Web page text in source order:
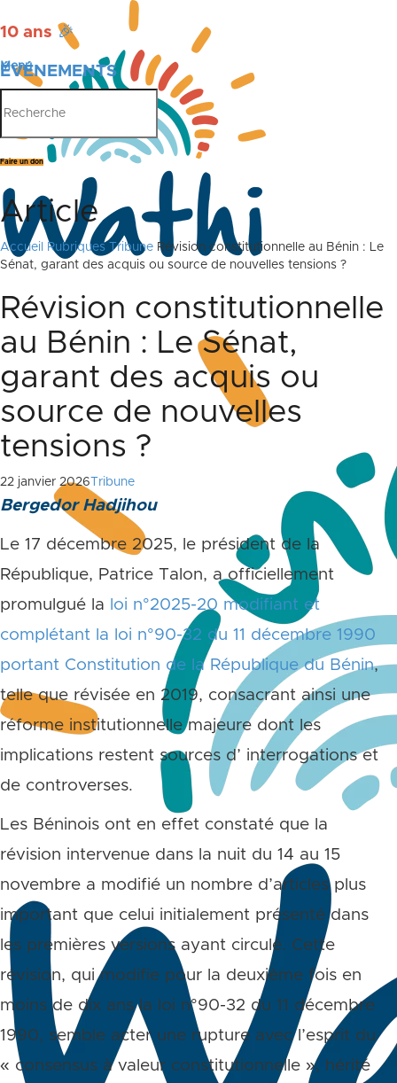
10 ans 🎉
ÉVÉNEMENTS
PUBLICATIONS
Menu
Faire un don
Article
Accueil Rubriques Tribune Révision constitutionnelle au Bénin : Le
Sénat, garant des acquis ou source de nouvelles tensions ?
Révision constitutionnelle
au Bénin : Le Sénat,
garant des acquis ou
source de nouvelles
tensions ?
22 janvier 2026 Tribune
Bergedor Hadjihou
Le 17 décembre 2025, le président de la
République, Patrice Talon, a officiellement
promulgué la
loi n°2025-20 modifiant et
complétant la loi n°90-32 du 11 décembre 1990
portant Constitution de la République du Bénin,
telle que révisée en 2019, consacrant ainsi une
réforme institutionnelle majeure dont les
implications restent sources d’ interrogations et
de controverses.
Les Béninois ont en effet constaté que la
révision intervenue dans la nuit du 14 au 15
novembre a modifié un nombre d’articles plus
important que celui initialement présenté dans
les premières versions ayant circulé. Cette
révision, qui modifie pour la deuxième fois en
moins de dix ans la loi n°90-32 du 11 décembre
1990, semble acter une rupture avec l’esprit du
« consensus à valeur constitutionnelle », hérité